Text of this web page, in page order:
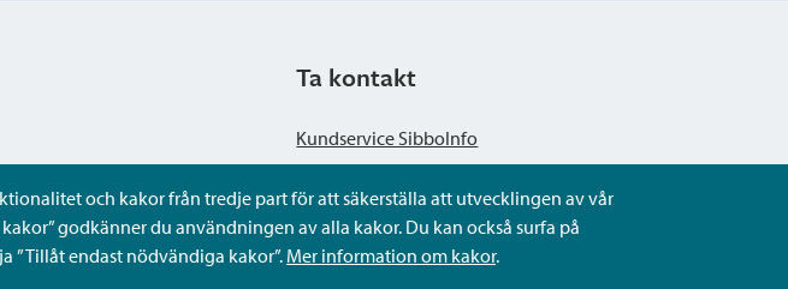
och kakor från tredje part för att säkerställa att utvecklingen av vår
godkänner du användningen av alla kakor. Du kan också surfa på
”Tillåt endast nödvändiga kakor”.Mer information om kakor.
Ta kontakt
Kundservice SibboInfo
Ge anonym respons
Ställ en fråga eller sköta ditt ärende